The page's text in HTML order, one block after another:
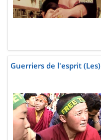
Guerriers de l'esprit (Les)